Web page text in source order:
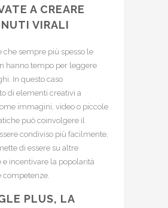
A CREARE
VIRALI
che sempre più spesso le
hanno tempo per leggere
In questo caso
di elementi creativi a
immagini, video o piccole
può coinvolgere il
condiviso più facilmente,
di essere su altre
e incentivare la popolarità
competenze.
PLUS, LA